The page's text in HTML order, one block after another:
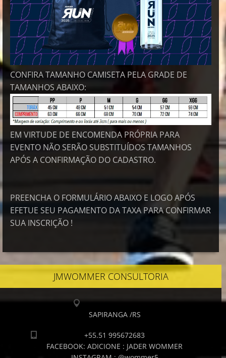
CONFIRA TAMANHO CAMISETA PELA GRADE DE
TAMANHOS ABAIXO:
EM VIRTUDE DE ENCOMENDA PRÓPRIA PARA
EVENTO NÃO SERÃO SUBSTITUÍDOS TAMANHOS
APÓS A CONFIRMAÇÃO DO CADASTRO.
PREENCHA O FORMULÁRIO ABAIXO E LOGO APÓS
EFETUE SEU PAGAMENTO DA TAXA PARA CONFIRMAR
SUA INSCRIÇÃO !
JMWOMMER CONSULTORIA
SAPIRANGA /RS
+55.51 995672683
FACEBOOK: ADICIONE : JADER WOMMER